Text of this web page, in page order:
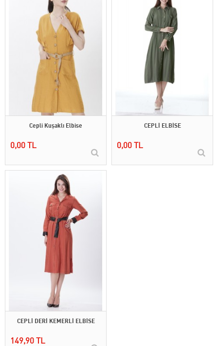
Cepli Kuşaklı Elbise
0,00 TL
CEPLİ ELBİSE
0,00 TL
CEPLİ DERİ KEMERLİ ELBİSE
149,90 TL